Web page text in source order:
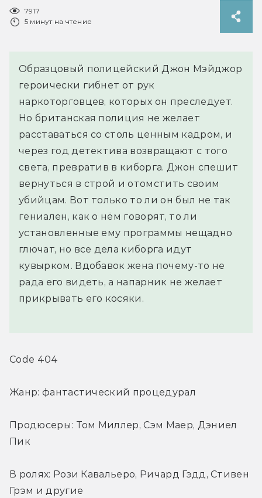
7917
5 минут на чтение
Образцовый полицейский Джон Мэйджор
героически гибнет от рук
наркоторговцев, которых он преследует.
Но британская полиция не желает
расставаться со столь ценным кадром, и
через год детектива возвращают с того
света, превратив в киборга. Джон спешит
вернуться в строй и отомстить своим
убийцам. Вот только то ли он был не так
гениален, как о нём говорят, то ли
установленные ему программы нещадно
глючат, но все дела киборга идут
кувырком. Вдобавок жена почему-то не
рада его видеть, а напарник не желает
прикрывать его косяки.
Code 404
Жанр: фантастический процедурал
Продюсеры: Том Миллер, Сэм Маер, Дэниел
Пик
В ролях: Рози Кавальеро, Ричард Гэдд, Стивен
Грэм и другие